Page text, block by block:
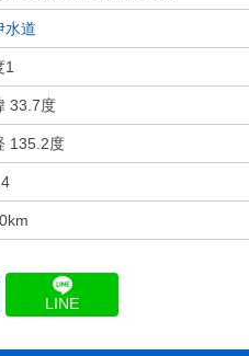
水道
1
33.7度
135.2度
LINE